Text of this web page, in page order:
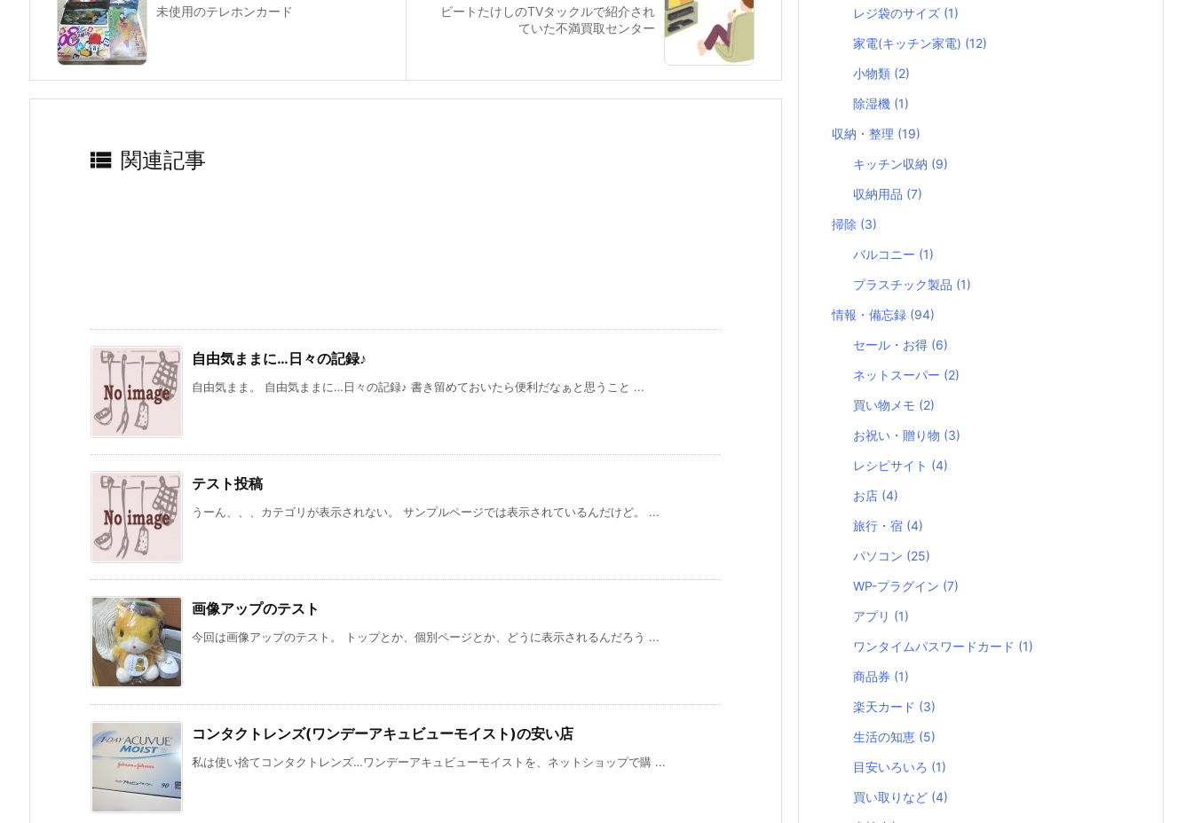
ビートたけしのTVタックルで紹介され
ていた不満買取センター
未使用のテレホンカード
 関連記事
自由気ままに…日々の記録♪
自由気まま。 自由気ままに…日々の記録♪ 書き留めておいたら便利だなぁと思うこと ...
テスト投稿
うーん、、、カテゴリが表示されない。 サンプルページでは表示されているんだけど。 ...
画像アップのテスト
今回は画像アップのテスト。 トップとか、個別ページとか、どうに表示されるんだろう ...
コンタクトレンズ(ワンデーアキュビューモイスト)の安い店
私は使い捨てコンタクトレンズ…ワンデーアキュビューモイストを、ネットショップで購 ...
レジ袋のサイズ (1)
家電(キッチン家電) (12)
小物類 (2)
除湿機 (1)
収納・整理 (19)
キッチン収納 (9)
収納用品 (7)
掃除 (3)
バルコニー (1)
プラスチック製品 (1)
情報・備忘録 (94)
セール・お得 (6)
ネットスーパー (2)
買い物メモ (2)
お祝い・贈り物 (3)
レシピサイト (4)
お店 (4)
旅行・宿 (4)
パソコン (25)
WP-プラグイン (7)
アプリ (1)
ワンタイムパスワードカード (1)
商品券 (1)
楽天カード (3)
生活の知恵 (5)
目安いろいろ (1)
買い取りなど (4)